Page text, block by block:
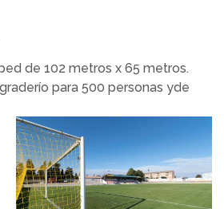
de 102 metros x 65 metros.
para 500 personas yde